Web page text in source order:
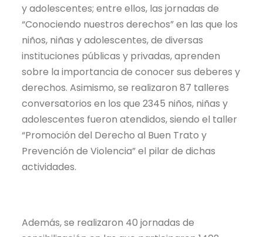
y adolescentes; entre ellos, las jornadas de
“Conociendo nuestros derechos” en las que los
niños, niñas y adolescentes, de diversas
instituciones públicas y privadas, aprenden
sobre la importancia de conocer sus deberes y
derechos. Asimismo, se realizaron 87 talleres
conversatorios en los que 2345 niños, niñas y
adolescentes fueron atendidos, siendo el taller
“Promoción del Derecho al Buen Trato y
Prevención de Violencia” el pilar de dichas
actividades.
Además, se realizaron 40 jornadas de